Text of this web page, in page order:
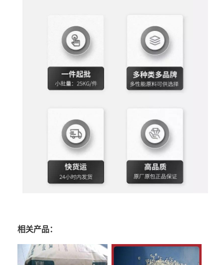
相关产品：